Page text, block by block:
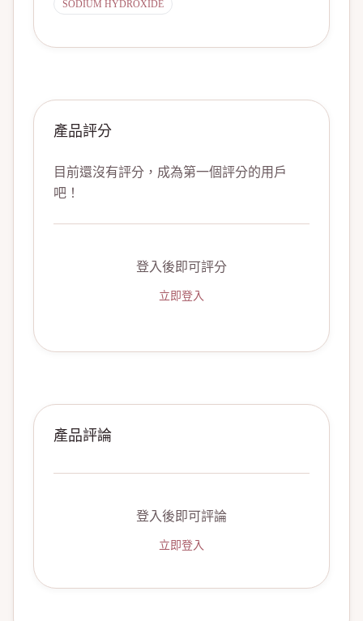
SODIUM HYDROXIDE
產品評分
目前還沒有評分，成為第一個評分的用戶
吧！
登入後即可評分
立即登入
產品評論
登入後即可評論
立即登入